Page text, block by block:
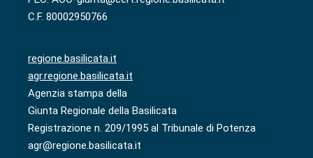
C.F. 80002950766
regione.basilicata.it
agr.regione.basilicata.it
Agenzia stampa della
Giunta Regionale della Basilicata
Registrazione n. 209/1995 al Tribunale di Potenza
agr@regione.basilicata.it